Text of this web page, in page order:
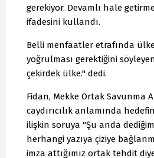
gerekiyor. Devamlı hale
ifadesini kullandı.
Belli menfaatler etrafında
yoğrulması gerektiğini
çekirdek ülke." dedi.
Fidan, Mekke Ortak Savunma
caydırıcılık anlamında
ilişkin soruya "Şu anda
herhangi yazıya çiziye
imza attığımız ortak tehdit